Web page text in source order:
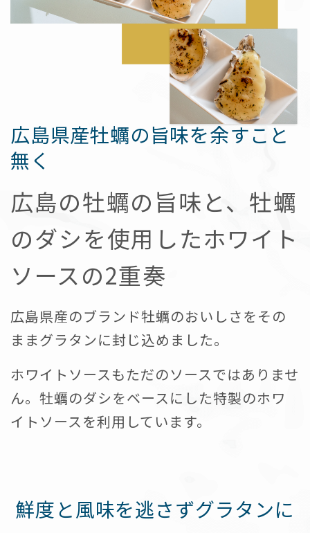
広島県産牡蠣の旨味を余すこと
無く
広島の牡蠣の旨味と、牡蠣
のダシを使用したホワイト
ソースの2重奏
広島県産のブランド牡蠣のおいしさをその
ままグラタンに封じ込めました。
ホワイトソースもただのソースではありませ
ん。牡蠣のダシをベースにした特製のホワ
イトソースを利用しています。
鮮度と風味を逃さずグラタンに